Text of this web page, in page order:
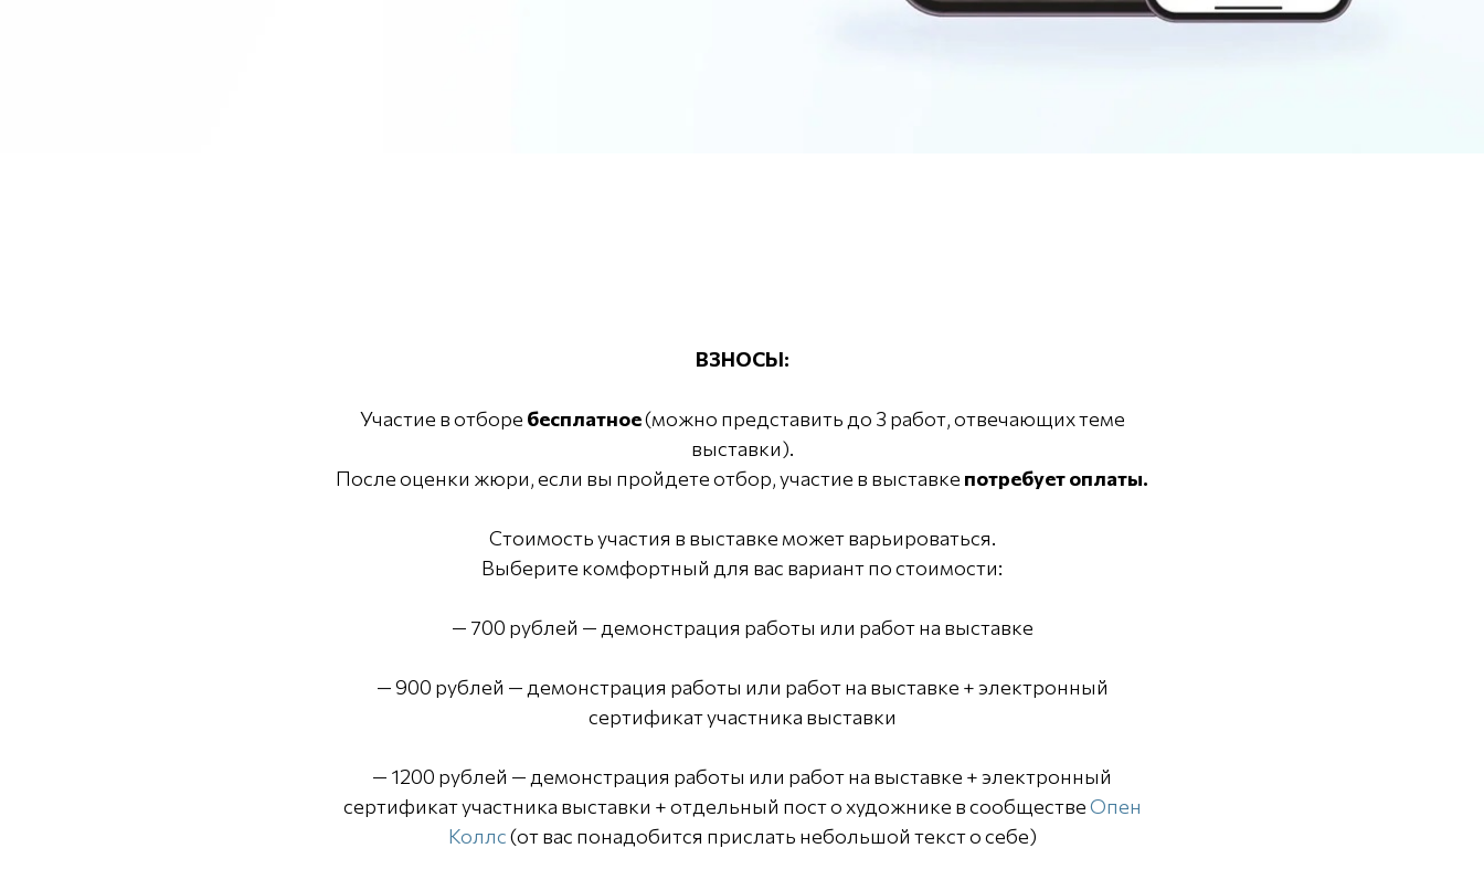
ВЗНОСЫ:
Участие в отборе бесплатное(можно представить до 3 работ, отвечающих теме
выставки).
После оценки жюри, если вы пройдете отбор, участие в выставке потребует оплаты.
Стоимость участия в выставке может варьироваться.
Выберите комфортный для вас вариант по стоимости:
— 700 рублей — демонстрация работы или работ на выставке
— 900 рублей — демонстрация работы или работ на выставке + электронный
сертификат участника выставки
— 1200 рублей — демонстрация работы или работ на выставке + электронный
сертификат участника выставки + отдельный пост о художнике в сообществеОпен
Коллс(от вас понадобится прислать небольшой текст о себе)